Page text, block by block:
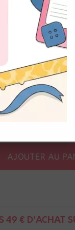
AJOUTER AU
49 € D'ACHAT